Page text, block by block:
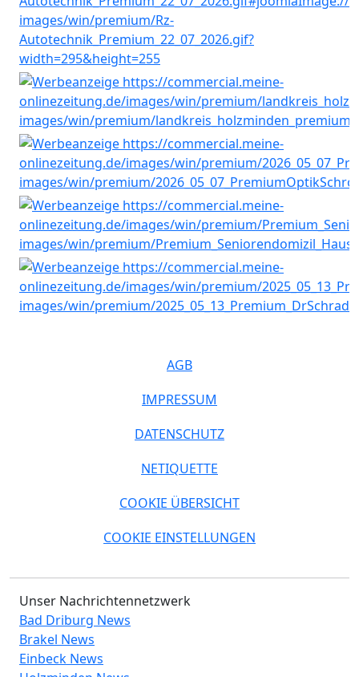
AGB
IMPRESSUM
DATENSCHUTZ
NETIQUETTE
COOKIE ÜBERSICHT
COOKIE EINSTELLUNGEN
Unser Nachrichtennetzwerk
Bad Driburg News
Brakel News
Einbeck News